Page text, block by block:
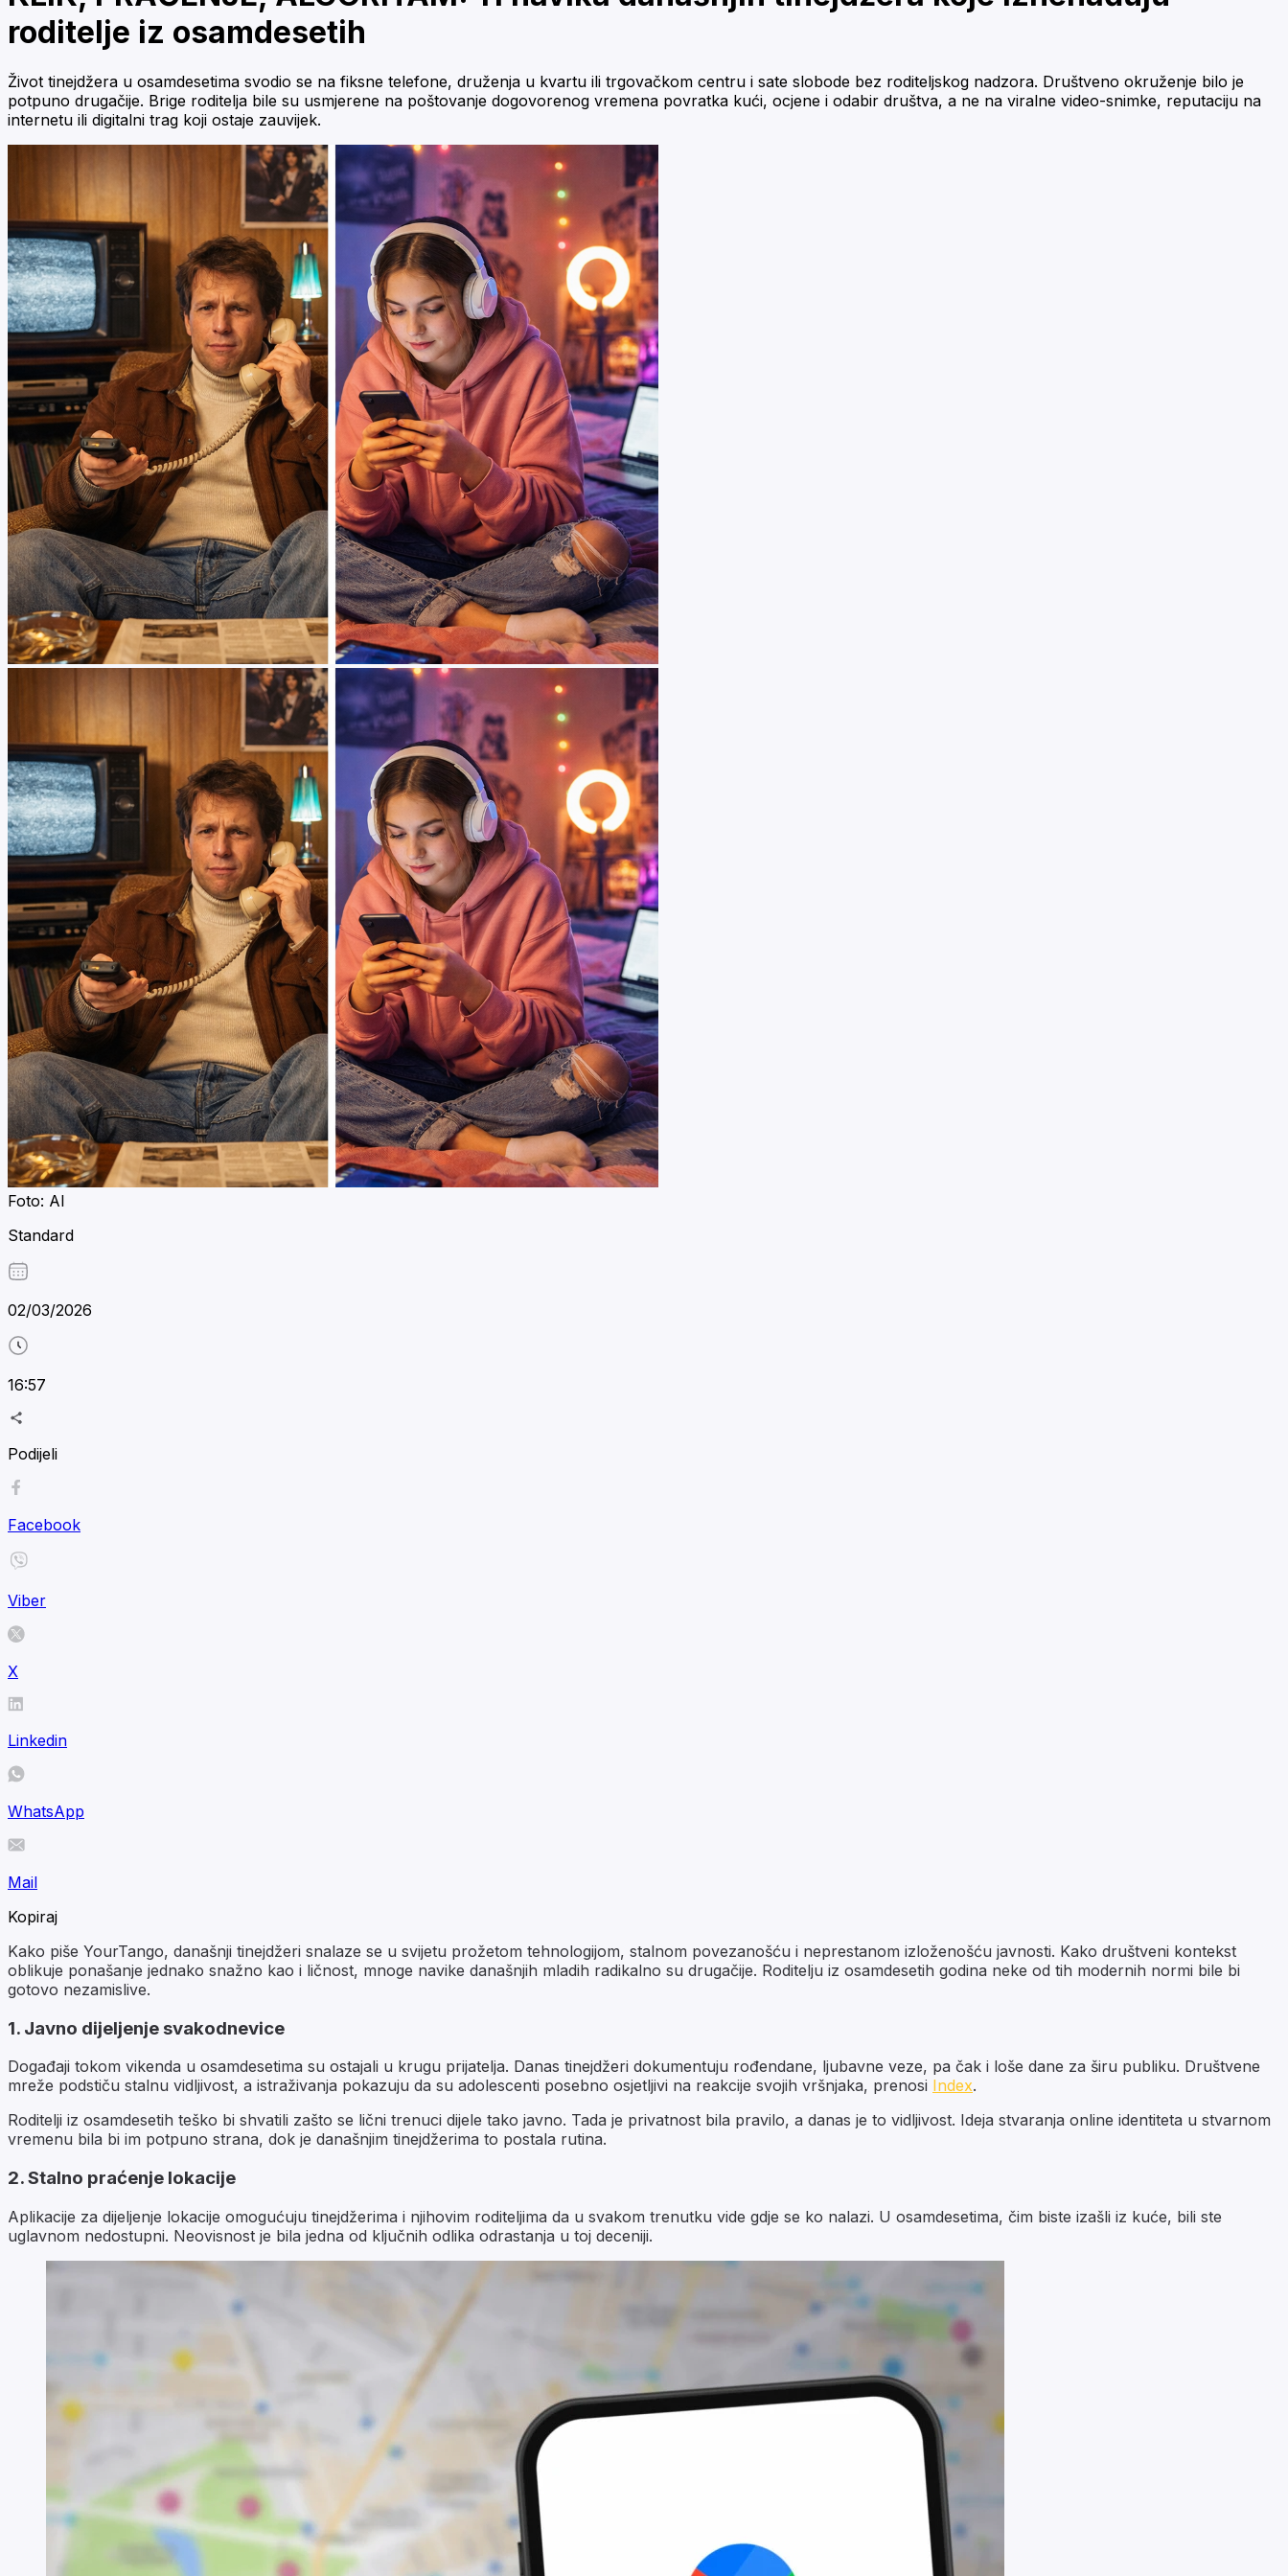
roditelje iz osamdesetih
Život tinejdžera u osamdesetima svodio se na fiksne telefone, druženja u kvartu ili trgovačkom centru i sate slobode bez roditeljskog nadzora. Društveno okruženje bilo je
potpuno drugačije. Brige roditelja bile su usmjerene na poštovanje dogovorenog vremena povratka kući, ocjene i odabir društva, a ne na viralne video-snimke, reputaciju na
internetu ili digitalni trag koji ostaje zauvijek.
Foto: AI
Standard
02/03/2026
16:57
Podijeli
Facebook
Viber
X
Linkedin
WhatsApp
Mail
Kopiraj
Kako piše YourTango, današnji tinejdžeri snalaze se u svijetu prožetom tehnologijom, stalnom povezanošću i neprestanom izloženošću javnosti. Kako društveni kontekst
oblikuje ponašanje jednako snažno kao i ličnost, mnoge navike današnjih mladih radikalno su drugačije. Roditelju iz osamdesetih godina neke od tih modernih normi bile bi
gotovo nezamislive.
1. Javno dijeljenje svakodnevice
Događaji tokom vikenda u osamdesetima su ostajali u krugu prijatelja. Danas tinejdžeri dokumentuju rođendane, ljubavne veze, pa čak i loše dane za širu publiku. Društvene
mreže podstiču stalnu vidljivost, a istraživanja pokazuju da su adolescenti posebno osjetljivi na reakcije svojih vršnjaka, prenosi Index.
Roditelji iz osamdesetih teško bi shvatili zašto se lični trenuci dijele tako javno. Tada je privatnost bila pravilo, a danas je to vidljivost. Ideja stvaranja online identiteta u stvarnom
vremenu bila bi im potpuno strana, dok je današnjim tinejdžerima to postala rutina.
2. Stalno praćenje lokacije
Aplikacije za dijeljenje lokacije omogućuju tinejdžerima i njihovim roditeljima da u svakom trenutku vide gdje se ko nalazi. U osamdesetima, čim biste izašli iz kuće, bili ste
uglavnom nedostupni. Neovisnost je bila jedna od ključnih odlika odrastanja u toj deceniji.